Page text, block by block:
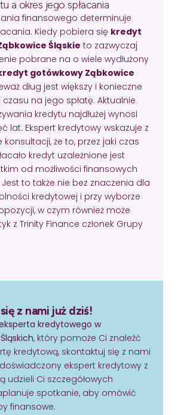
a okres jego spłacania
finansowego determinuje
Kiedy pobiera się kredyt
Śląskie to zazwyczaj
pobrane na o wiele wydłużony
gotówkowy Ząbkowice
dług jest większy i konieczne
na jego spłatę. Aktualnie
kredytu najdłużej wynosi
lat. Ekspert kredytowy wskazuje z
konsultacji, że to, przez jaki czas
kredyt uzależnione jest
od możliwości finansowych
to także nie bez znaczenia dla
kredytowej i przy wyborze
w czym również może
z Trinity Finance członek Grupy
z nami już dziś!
kredytowego w
, który pomoże Ci znaleźć
kredytową, skontaktuj się z nami
doświadczony ekspert kredytowy z
udzieli Ci szczegółowych
spotkanie, aby omówić
finansowe.